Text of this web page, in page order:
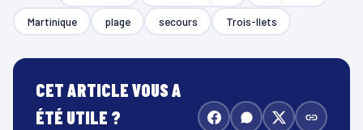
Martinique plage secours Trois-Ilets
CET ARTICLE VOUS A
ÉTÉ UTILE ?